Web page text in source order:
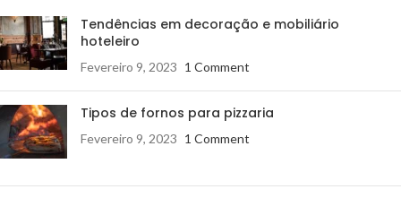
Tendências em decoração e mobiliário
hoteleiro
Fevereiro 9, 2023 1 Comment
Tipos de fornos para pizzaria
Fevereiro 9, 2023 1 Comment